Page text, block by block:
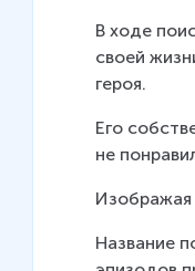
В ходе
своей
героя.
Его
не
Изображая
Название